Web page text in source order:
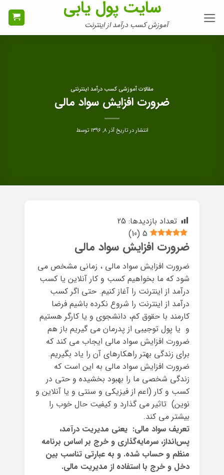
سایت پول یابی
آموزش کسب درآمد از اینترنت
مقالات آموزشی کسب درآمد اینترنتی
ضرورت افزایش سواد مالی
انتشار در تاریخآذر ۸, ۱۳۹۶ توسط
تعداد بازدیدها: 25
5
(
10
)
ضرورت افزایش سواد مالی
ضرورت افزایش سواد مالی ، زمانی مشخص می
شود که ما بخواهیم کسب و کار آنلاین یا کسب
درآمد از اینترنت را آغاز کنیم. حتی اگر کسب
درآمد از اینترنت را شروع نکرده باشیم فرضا
کارمند با حقوق کم، دانشجوی و یا کارگر هستیم
و یا پول توجیبی از پدرمان می گیریم باز هم
ضرورت افزایش سواد مالی ایجاب می کند که
برای زندگی بهتر راهکارهای آن را یاد بگیریم.
ضرورت افزایش سواد مالی به این است که
زندگی شخصی ما را بهبود بخشیده و حتی در
کسب و کار (اعم از فیزیکی و سنتی و یا آنلاین و
نوین) تاثیر می گذارد و کیفیت حال خوب را
بیشتر می کند.
تعریف سواد مالی: یعنی مدیریت درآمد،
پس‌انداز، سرمایه‌گذاری و خرج بر اساس برنامه
منظم و حساب شده. و به عبارتی تناسب بین
دخل و خرج با استفاده از مدیریت مالی.